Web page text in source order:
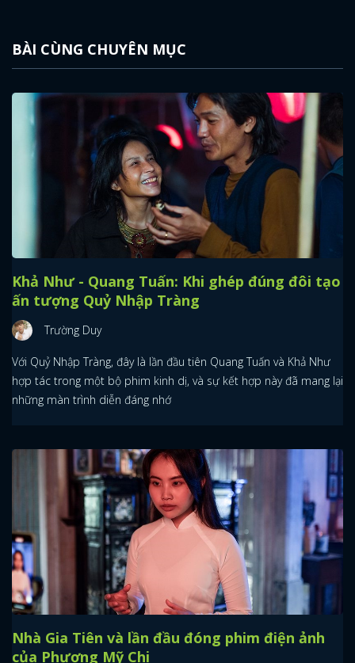
BÀI CÙNG CHUYÊN MỤC
Khả Như - Quang Tuấn: Khi ghép đúng đôi tạo
ấn tượng Quỷ Nhập Tràng
Trường Duy
Với Quỷ Nhập Tràng, đây là lần đầu tiên Quang Tuấn và Khả Như
hợp tác trong một bộ phim kinh dị, và sự kết hợp này đã mang lại
những màn trình diễn đáng nhớ
Nhà Gia Tiên và lần đầu đóng phim điện ảnh
của Phương Mỹ Chi